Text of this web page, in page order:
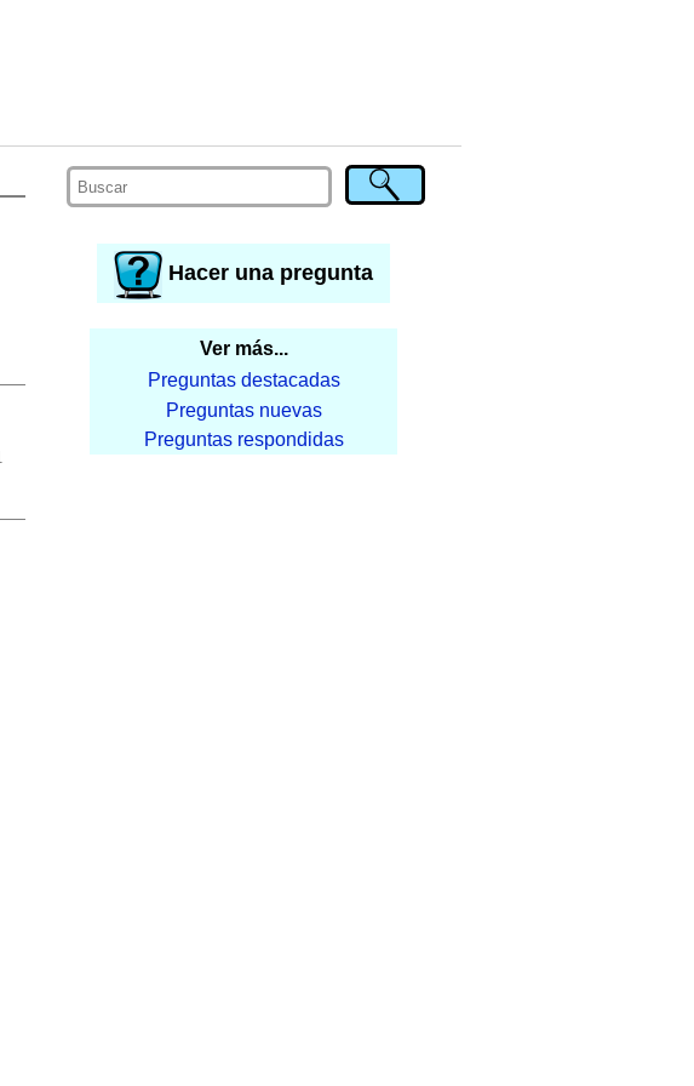
Hacer una pregunta
Ver más...
Preguntas destacadas
Preguntas nuevas
Preguntas respondidas